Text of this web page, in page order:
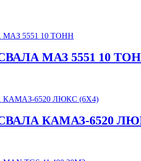
МАЗ 5551 10
КАМАЗ-6520